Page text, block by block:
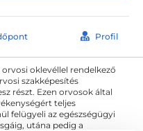
Profil
oklevéllel rendelkező
szakképesítés
részt. Ezen orvosok által
teljes
felügyeli az egészségügyi
utána pedig a